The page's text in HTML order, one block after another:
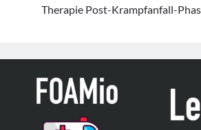
Therapie Post-Krampfanfall-